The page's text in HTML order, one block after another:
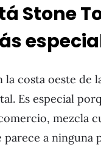
Stone
la costa oeste de
Es especial
mezcla
parece a ninguna